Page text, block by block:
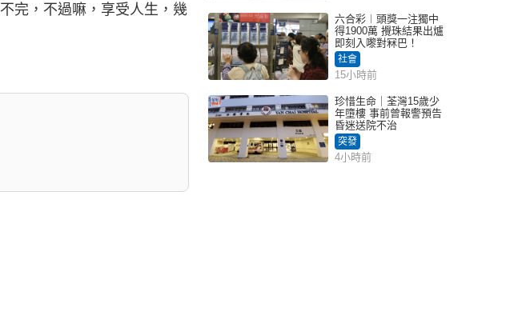
完，不過嘛，享受人生，幾
六合彩︱頭獎一注獨中
得1900萬 攪珠結果出爐
即刻入嚟對冧巴！
社會
15小時前
珍惜生命｜荃灣15歲少
年墮樓 事前曾報警預告
昏迷送院不治
突發
4小時前